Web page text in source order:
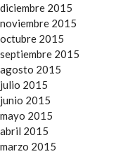
diciembre 2015
noviembre 2015
octubre 2015
septiembre 2015
agosto 2015
julio 2015
junio 2015
mayo 2015
abril 2015
marzo 2015